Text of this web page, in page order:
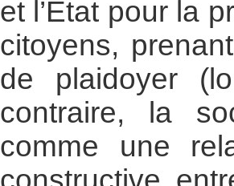
et l’Etat pour la
citoyens,
de plaidoyer
contraire, la
comme une